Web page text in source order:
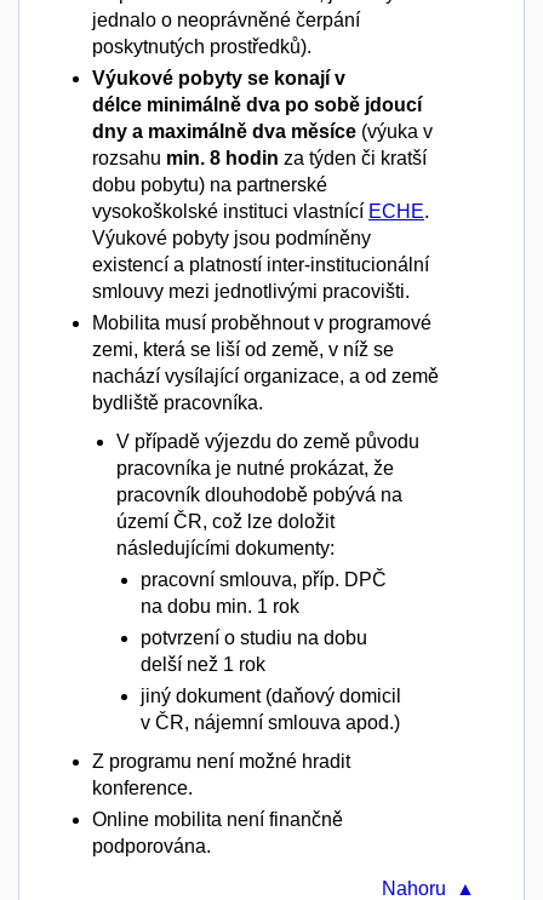
jednalo o neoprávněné čerpání
poskytnutých prostředků).
Výukové pobyty se konají v
délce minimálně dva po sobě jdoucí
dny a maximálně dva měsíce (výuka v
rozsahu min. 8 hodin za týden či kratší
dobu pobytu) na partnerské
vysokoškolské instituci vlastnící ECHE.
Výukové pobyty jsou podmíněny
existencí a platností inter-institucionální
smlouvy mezi jednotlivými pracovišti.
Mobilita musí proběhnout v programové
zemi, která se liší od země, v níž se
nachází vysílající organizace, a od země
bydliště pracovníka.
V případě výjezdu do země původu
pracovníka je nutné prokázat, že
pracovník dlouhodobě pobývá na
území ČR, což lze doložit
následujícími dokumenty:
pracovní smlouva, příp. DPČ
na dobu min. 1 rok
potvrzení o studiu na dobu
delší než 1 rok
jiný dokument (daňový domicil
v ČR, nájemní smlouva apod.)
Z programu není možné hradit
konference.
Online mobilita není finančně
podporována.
Nahoru ▲